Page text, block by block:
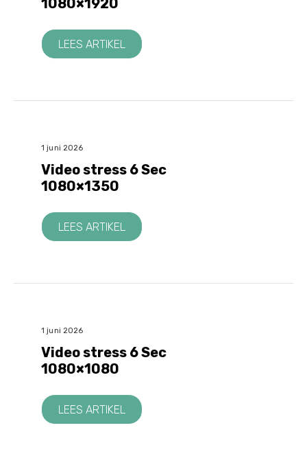
1080×1920
LEES ARTIKEL
1 juni 2026
Video stress 6 Sec
1080×1350
LEES ARTIKEL
1 juni 2026
Video stress 6 Sec
1080×1080
LEES ARTIKEL